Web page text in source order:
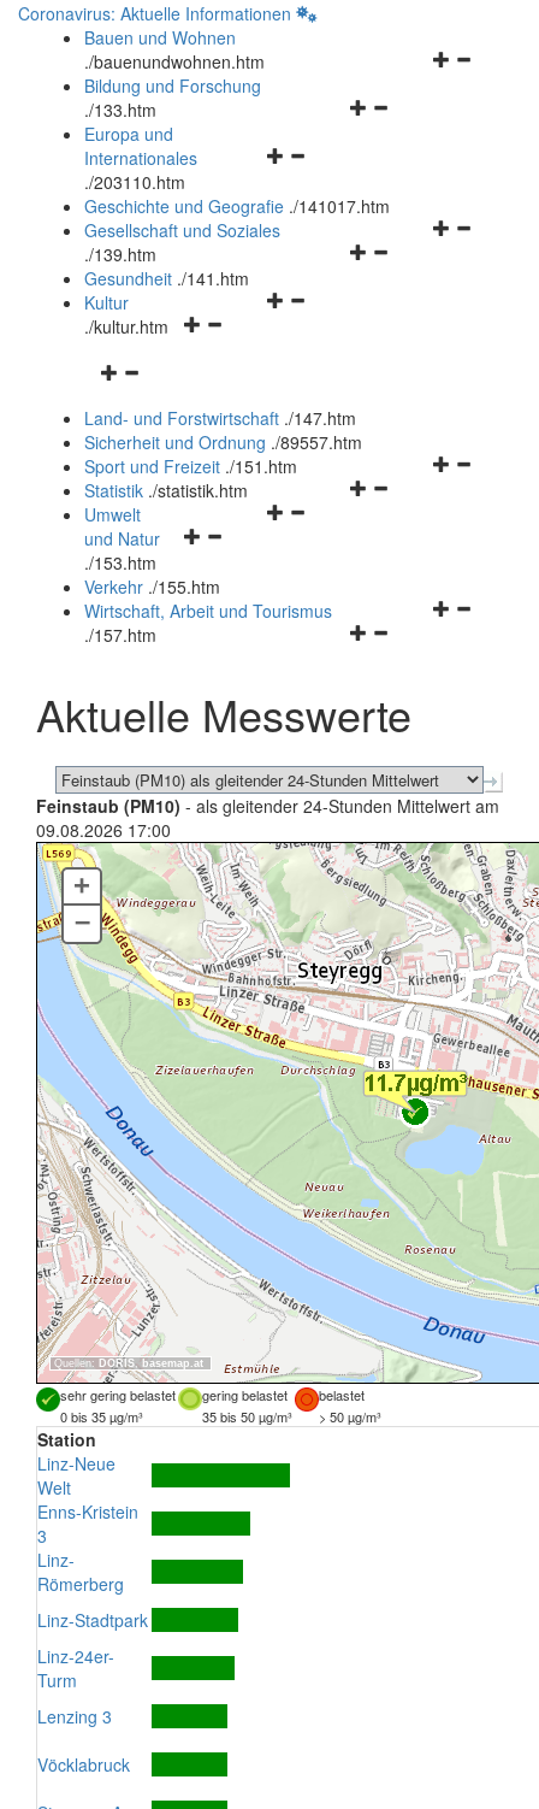
Coronavirus: Aktuelle Informationen
Bauen und Wohnen
./bauenundwohnen.htm
Navigationsmenü
Bildung und Forschung
./133.htm
Navigationsmenü
und
schließen
Europa und
Internationales
./203110.htm
Geschichte und Geografie ./141017.htm
Navigationsmenü
Gesellschaft und Soziales
./139.htm
Navigationsmenü
Gesundheit ./141.htm
Navigationsmenü
Kultur
./kultur.htm
Navigationsmenü
und
schließen
Land- und Forstwirtschaft ./147.htm
Sicherheit und Ordnung ./89557.htm
Navigationsmenü
Sport und Freizeit ./151.htm
Navigationsmenü
Statistik ./statistik.htm
Navigationsmenü
und
schließen
Umwelt
und Natur
./153.htm
Verkehr ./155.htm
Navigationsmenü
schließen
Wirtschaft, Arbeit und Tourismus
./157.htm
Aktuelle Messwerte
Feinstaub (PM10) - als gleitender 24-Stunden Mittelwert am
09.08.2026 17:00
Quellen: DORIS, basemap.at
+
–
sehr gering belastet gering belastet
belastet
0 bis 35 µg/m³
35 bis 50 µg/m³ > 50 µg/m³
Station
Linz-Neue
Welt
Enns-Kristein
3
Linz-
Römerberg
Linz-Stadtpark
Linz-24er-
Turm
Lenzing 3
Vöcklabruck